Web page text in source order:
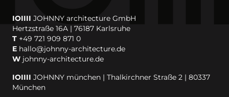
IOIIII JOHNNY architecture GmbH
Hertzstraße 16A | 76187 Karlsruhe
T +49 721 909 871 0
E hallo@johnny-architecture.de
W johnny-architecture.de
IOIIII JOHNNY münchen | Thalkirchner Straße 2 | 80337
München